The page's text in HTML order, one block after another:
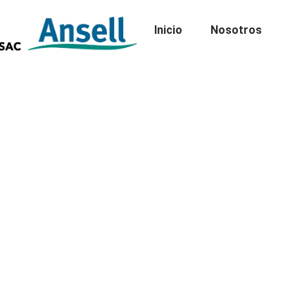
Inicio Nosotros